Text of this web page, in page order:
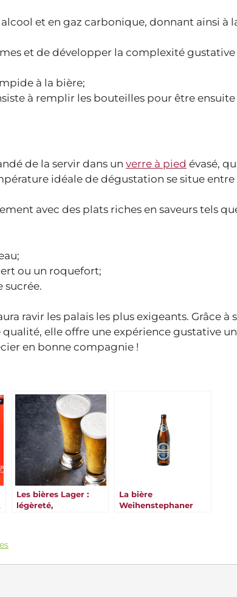
et en gaz carbonique, donnant ainsi à
et de développer la complexité gustative
à la bière;
à remplir les bouteilles pour être ensuite
de la servir dans un verre à pied évasé,
idéale de dégustation se situe entre
avec des plats riches en saveurs tels
ou un roquefort;
sucrée.
ravir les palais les plus exigeants. Grâce à
elle offre une expérience gustative
en bonne compagnie !
Les bières Lager :
légèreté,
La bière
Weihenstephaner